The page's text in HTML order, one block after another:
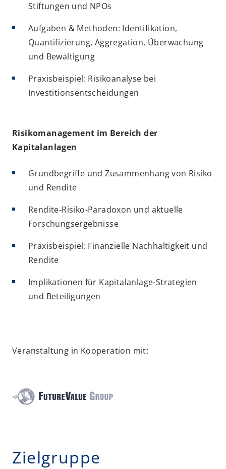
Stiftungen und NPOs
Aufgaben & Methoden: Identifikation,
Quantifizierung, Aggregation, Überwachung
und Bewältigung
Praxisbeispiel: Risikoanalyse bei
Investitionsentscheidungen
Risikomanagement im Bereich der
Kapitalanlagen
Grundbegriffe und Zusammenhang von Risiko
und Rendite
Rendite-Risiko-Paradoxon und aktuelle
Forschungsergebnisse
Praxisbeispiel: Finanzielle Nachhaltigkeit und
Rendite
Implikationen für Kapitalanlage-Strategien
und Beteiligungen
Veranstaltung in Kooperation mit:
Zielgruppe